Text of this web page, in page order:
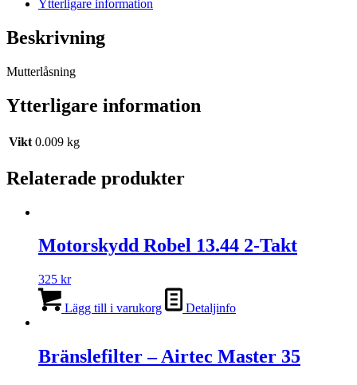
Ytterligare information
Beskrivning
Mutterlåsning
Ytterligare information
Vikt 0.009 kg
Relaterade produkter
Motorskydd Robel 13.44 2-Takt
325 kr
Lägg till i varukorg Detaljinfo
Bränslefilter – Airtec Master 35